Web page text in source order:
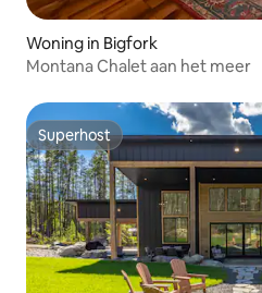
Woning in Bigfork
Montana Chalet aan het meer
Superhost
Superhost